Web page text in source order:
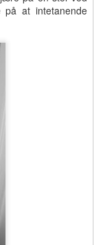
på at intetanende